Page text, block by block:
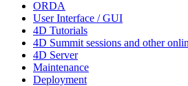
ORDA
User Interface / GUI
4D Tutorials
4D Summit sessions and other
4D Server
Maintenance
Deployment